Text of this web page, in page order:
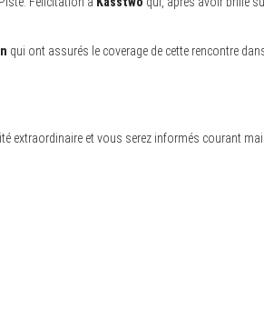
qui ont assurés le coverage de cette rencontre
extraordinaire et vous serez informés courant